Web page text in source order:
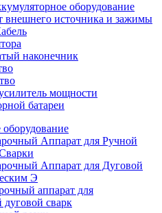
оборудование
внешнего источника и зажимы
наконечник
мощности
батареи
Аппарат для Ручной
Аппарат для Дуговой
Э
аппарат для
дуговой сварк